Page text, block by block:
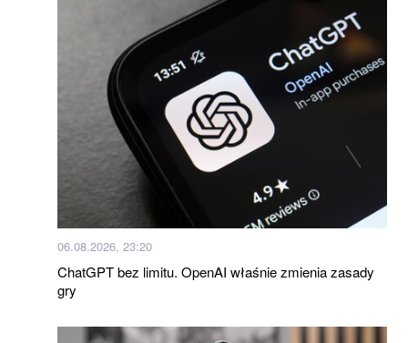
06.08.2026, 23:20
ChatGPT bez limitu. OpenAI właśnie zmienia zasady
gry